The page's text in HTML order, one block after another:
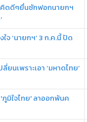
คิดดีๆยื่นซักฟอกนายกฯ
จ ‘นายกฯ’ 3 ก.ค.นี้ ปัด
ยนเพราะเอา ‘มหาดไทย’
มิใจไทย' ลาออกพ้นค